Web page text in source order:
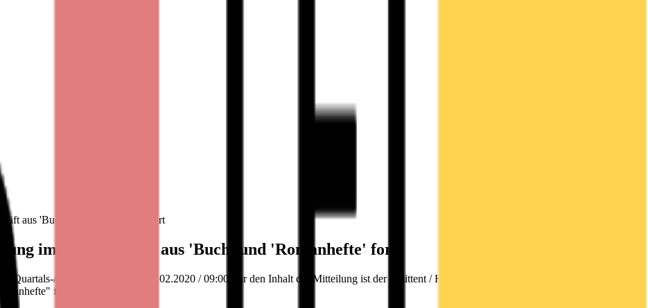
aus 'Buch' und 'Romanhefte' fort
im Kerngeschäft aus 'Buch' und 'Romanhefte' fort
Quartals-/Zwischenmitteilung 13.02.2020 / 09:00 Für den Inhalt der Mitteilung ist der Emittent / Herausgeber verantwortlich. Bastei Lübbe AG
fort